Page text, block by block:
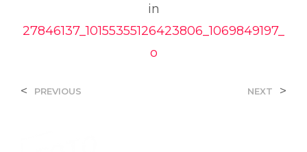
in
27846137_10155355126423806_1069849197_
o
< PREVIOUS NEXT >